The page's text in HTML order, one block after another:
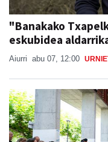
"Banakako
eskubidea
Aiurri abu 07, 12:00